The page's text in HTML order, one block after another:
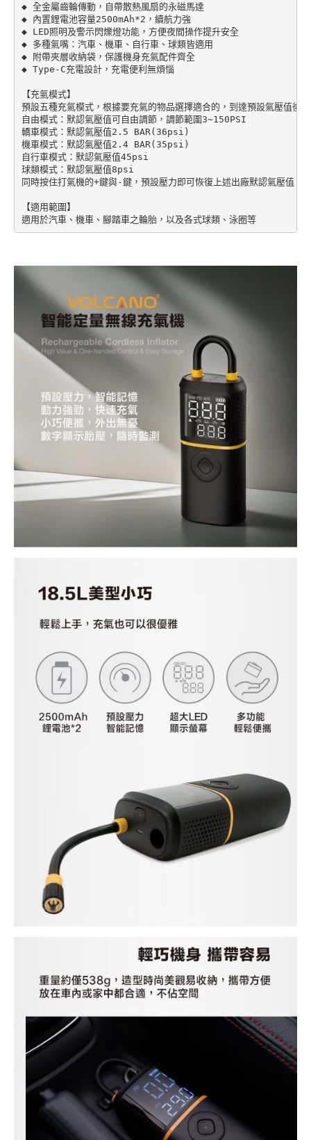
◆ 全金屬齒輪傳動，自帶散熱風扇的永磁馬達
◆ 內置鋰電池容量2500mAh*2，續航力強
◆ LED照明及警示閃爍燈功能，方便夜間操作提升安全
◆ 多種氣嘴：汽車、機車、自行車、球類皆適用
◆ 附帶夾層收納袋，保護機身充氣配件齊全
◆ Type-C充電設計，充電便利無煩惱
【充氣模式】
預設五種充氣模式，根據要充氣的物品選擇適合的，到達預設氣壓值後
自由模式：默認氣壓值可自由調節，調節範圍3~150PSI
轎車模式：默認氣壓值2.5 BAR(36psi)
機車模式：默認氣壓值2.4 BAR(35psi)
自行車模式：默認氣壓值45psi
球類模式：默認氣壓值8psi
同時按住打氣機的+鍵與-鍵，預設壓力即可恢復上述出廠默認氣壓值。
【適用範圍】
適用於汽車、機車、腳踏車之輪胎，以及各式球類、泳圈等